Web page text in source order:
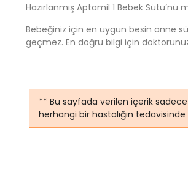
Hazırlanmış Aptamil 1 Bebek Sütü’nü
Bebeğiniz için en uygun besin anne
geçmez. En doğru bilgi için
** Bu sayfada verilen içerik
herhangi bir hastalığın tedavisinde